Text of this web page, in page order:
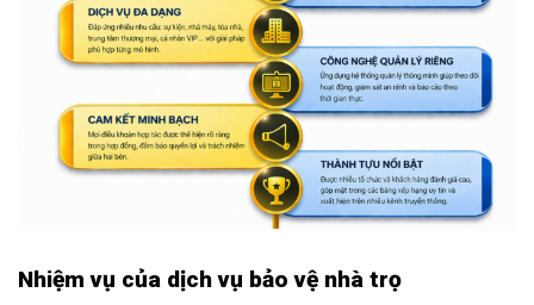
Nhiệm vụ của dịch vụ bảo vệ nhà trọ